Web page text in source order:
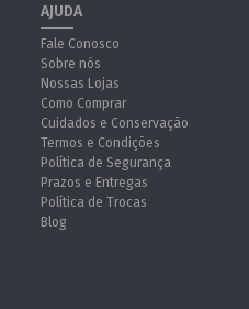
AJUDA
Fale Conosco
Sobre nós
Nossas Lojas
Como Comprar
Cuidados e Conservação
Termos e Condições
Política de Segurança
Prazos e Entregas
Política de Trocas
Blog